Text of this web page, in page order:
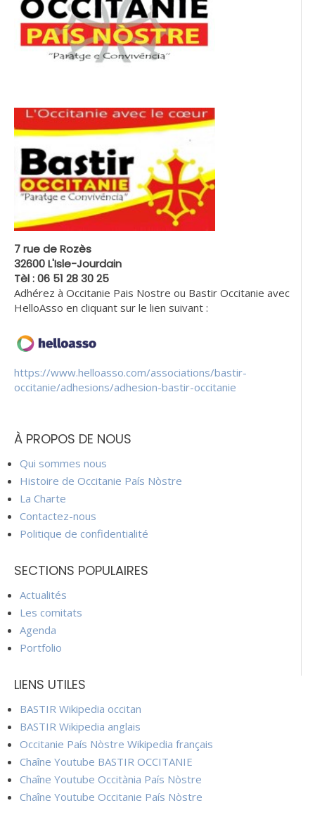
7 rue de Rozès
32600 L'Isle-Jourdain
Tèl : 06 51 28 30 25
Adhérez à Occitanie Pais Nostre ou Bastir Occitanie avec
HelloAsso en cliquant sur le lien suivant :
https://www.helloasso.com/associations/bastir-
occitanie/adhesions/adhesion-bastir-occitanie
À PROPOS DE NOUS
Qui sommes nous
Histoire de Occitanie País Nòstre
La Charte
Contactez-nous
Politique de confidentialité
SECTIONS POPULAIRES
Actualités
Les comitats
Agenda
Portfolio
LIENS UTILES
BASTIR Wikipedia occitan
BASTIR Wikipedia anglais
Occitanie País Nòstre Wikipedia français
Chaîne Youtube BASTIR OCCITANIE
Chaîne Youtube Occitània País Nòstre
Chaîne Youtube Occitanie País Nòstre